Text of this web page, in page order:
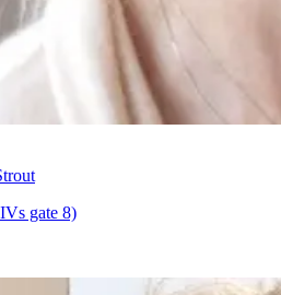
gate 8)